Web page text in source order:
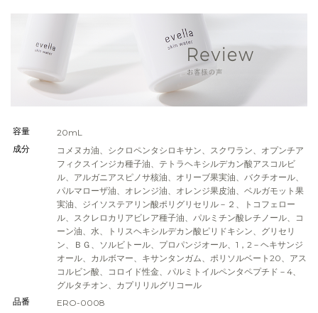
容量
20mL
成分
コメヌカ油、シクロペンタシロキサン、スクワラン、オプンチア
フィクスインジカ種子油、テトラヘキシルデカン酸アスコルビ
ル、アルガニアスピノサ核油、オリーブ果実油、バクチオール、
パルマローザ油、オレンジ油、オレンジ果皮油、ベルガモット果
実油、ジイソステアリン酸ポリグリセリル－２、トコフェロー
ル、スクレロカリアビレア種子油、パルミチン酸レチノール、コ
ーン油、水、トリスヘキシルデカン酸ピリドキシン、グリセリ
ン、ＢＧ、ソルビトール、プロパンジオール、1，2－ヘキサンジ
オール、カルボマー、キサンタンガム、ポリソルベート20、アス
コルビン酸、コロイド性金、パルミトイルペンタペプチド－4、
グルタチオン、カプリリルグリコール
品番
ERO-0008